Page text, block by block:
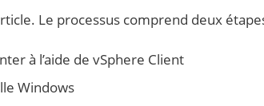
Le processus comprend deux
à l’aide de vSphere Client
Windows